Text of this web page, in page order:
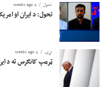
تحول 4 weeks ago
تحول: د ایران او
نړۍ 4 weeks ago
ټرمپ کانګرس ته د